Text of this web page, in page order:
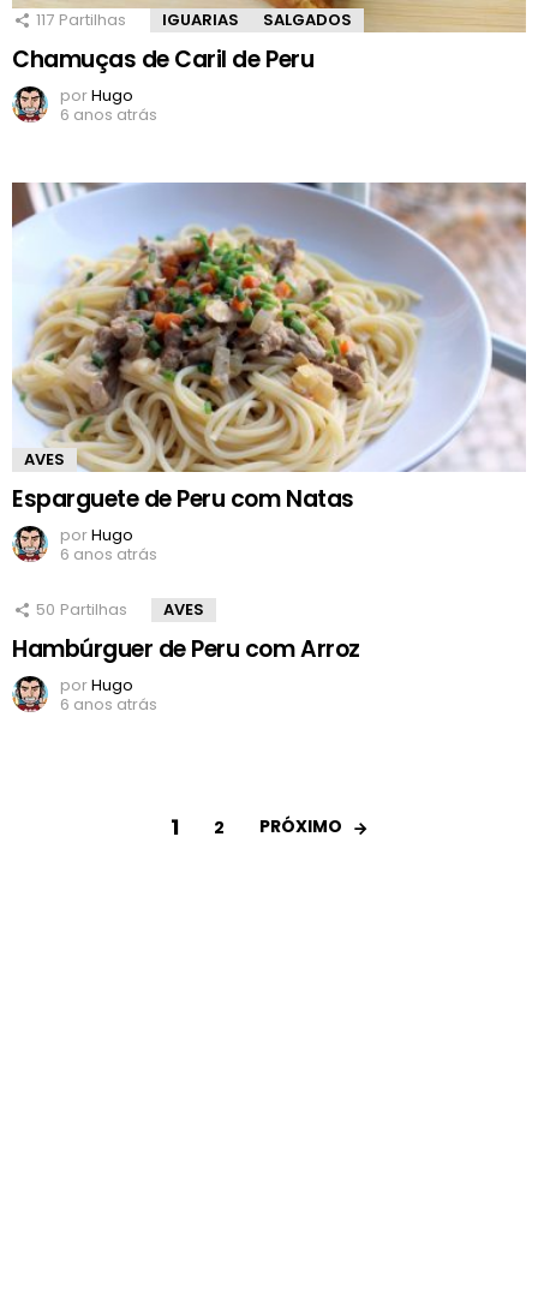
117 Partilhas IGUARIAS SALGADOS
Chamuças de Caril de Peru
porHugo
6 anos atrás
AVES
Esparguete de Peru com Natas
porHugo
6 anos atrás
50 Partilhas AVES
Hambúrguer de Peru com Arroz
porHugo
6 anos atrás
1 2 PRÓXIMO